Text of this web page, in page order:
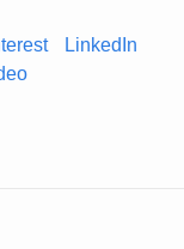
LinkedIn